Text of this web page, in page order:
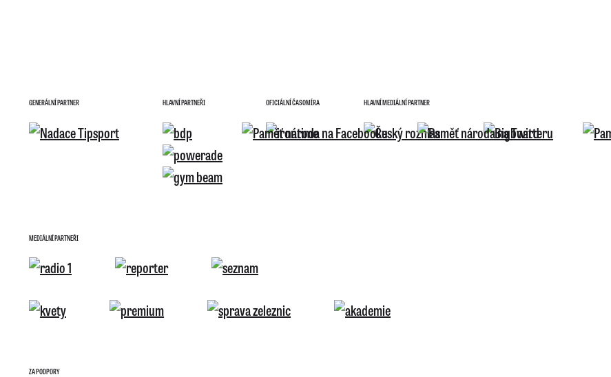
GENERÁLNÍ PARTNER HLAVNÍ PARTNEŘI OFICIÁLNÍ ČASOMÍRA HLAVNÍ MEDIÁLNÍ PARTNER
MEDIÁLNÍ PARTNEŘI
ZA PODPORY